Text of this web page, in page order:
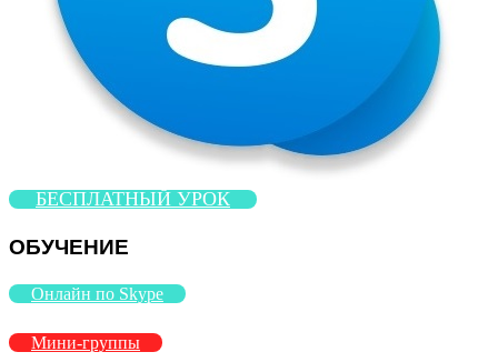
БЕСПЛАТНЫЙ УРОК
ОБУЧЕНИЕ
Онлайн по Skype
Мини-группы